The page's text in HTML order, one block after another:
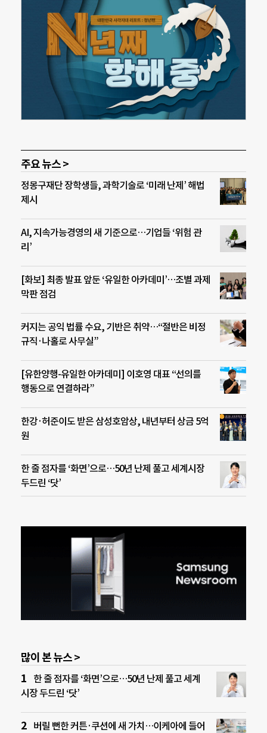
주요 뉴스 >
정몽구재단 장학생들, 과학기술로 ‘미래 난제’ 해법
제시
AI, 지속가능경영의 새 기준으로…기업들 ‘위험 관
리’
[화보] 최종 발표 앞둔 ‘유일한 아카데미’…조별 과제
막판 점검
커지는 공익 법률 수요, 기반은 취약…“절반은 비정
규직·나홀로 사무실”
[유한양행-유일한 아카데미] 이호영 대표 “선의를
행동으로 연결하라”
한강·허준이도 받은 삼성호암상, 내년부터 상금 5억
원
한 줄 점자를 ‘화면’으로…50년 난제 풀고 세계시장
두드린 ‘닷’
많이 본 뉴스 >
한 줄 점자를 ‘화면’으로…50년 난제 풀고 세계
시장 두드린 ‘닷’
버릴 뻔한 커튼·쿠션에 새 가치…이케아에 들어